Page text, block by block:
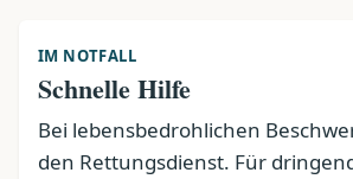
IM NOTFALL
Schnelle Hilfe
Bei lebensbedrohlichen
den Rettungsdienst. Für